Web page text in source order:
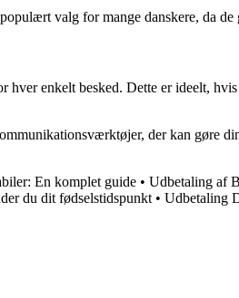
valg for mange danskere, da
enkelt besked. Dette er ideelt,
der kan gøre
En komplet guide • Udbetaling af
du dit fødselstidspunkt • Udbetaling